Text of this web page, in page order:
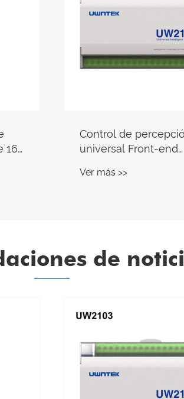
16
Control de
universal Front-end
Ver más >>
de